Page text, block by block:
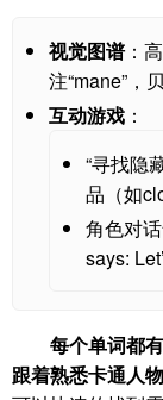
视觉图谱：
注“mane”，
互动游戏 ：
“寻找隐
品（如
角色对
says:
每个单词都
跟着熟悉卡通人